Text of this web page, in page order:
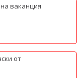
ваканция
от